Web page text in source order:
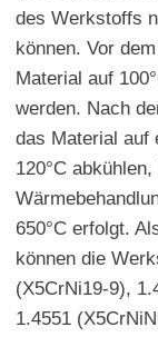
des Werkstoffs
können. Vor
Material auf
werden. Nach
das Material auf
120°C
650°C erfolgt.
können die
(X5CrNi19-9),
1.4551